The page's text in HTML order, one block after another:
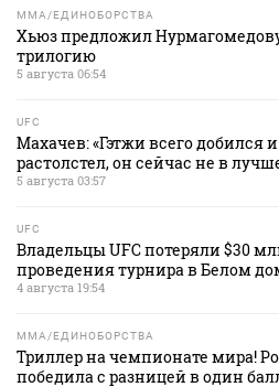
MMA/ЕДИНОБОРСТВА
Хьюз предложил
трилогию
5 августа 06:54
UFC
Махачев: «Гэтжи всего добился и
растолстел, он сейчас не в
5 августа 03:57
UFC
Владельцы UFC потеряли $30
проведения турнира в Белом
4 августа 19:54
MMA/ЕДИНОБОРСТВА
Триллер на чемпионате мира!
победила с разницей в один